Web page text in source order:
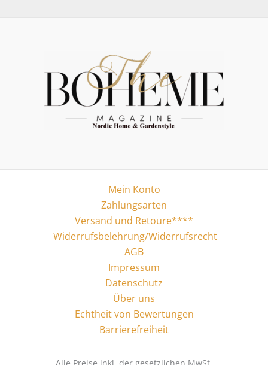
Mein Konto
Zahlungsarten
Versand und Retoure****
Widerrufsbelehrung/Widerrufsrecht
AGB
Impressum
Datenschutz
Über uns
Echtheit von Bewertungen
Barrierefreiheit